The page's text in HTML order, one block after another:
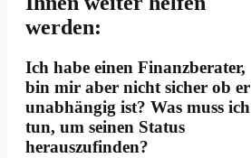
werden:
Ich habe einen Finanzberater,
bin mir aber nicht sicher ob er
unabhängig ist? Was muss ich
tun, um seinen Status
herauszufinden?